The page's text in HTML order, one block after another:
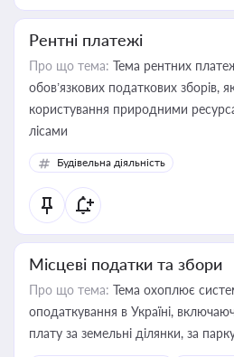
Рентні платежі
Про що тема: Тема рентних
обов’язкових податкових зборів,
користування природними
лісами
Будівельна діяльність
Місцеві податки та збори
Про що тема: Тема охоплює
оподаткування в Україні,